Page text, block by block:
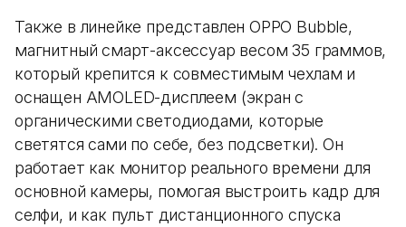
Также в линейке представлен OPPO Bubble,
магнитный смарт-аксессуар весом 35 граммов,
который крепится к совместимым чехлам и
оснащен AMOLED-дисплеем (экран с
органическими светодиодами, которые
светятся сами по себе, без подсветки). Он
работает как монитор реального времени для
основной камеры, помогая выстроить кадр для
селфи, и как пульт дистанционного спуска